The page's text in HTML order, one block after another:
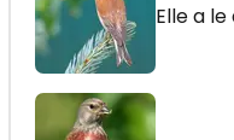
Elle a le